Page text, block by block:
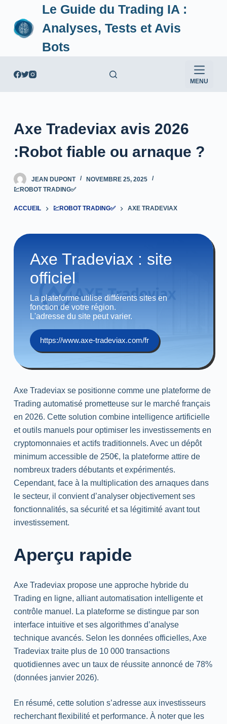
a
n
Le Guide du Trading IA :
Analyses, Tests et Avis
Bots
MENU
Axe Tradeviax avis 2026
:Robot fiable ou arnaque ?
JEAN DUPONT
NOVEMBRE 25, 2025
💹ROBOT TRADING✅
ACCUEIL 💹ROBOT TRADING✅ AXE TRADEVIAX
Axe Tradeviax : site
officiel
La plateforme utilise différents sites en
fonction de votre région.
L'adresse du site peut varier.
https://www.axe-tradeviax.com/fr
Axe Tradeviax se positionne comme une plateforme de
Trading automatisé prometteuse sur le marché français
en 2026. Cette solution combine intelligence artificielle
et outils manuels pour optimiser les investissements en
cryptomonnaies et actifs traditionnels. Avec un dépôt
minimum accessible de 250€, la plateforme attire de
nombreux tradersdébutants et expérimentés.
Cependant, face à la multiplication des arnaques dans
le secteur, il convient d’analyser objectivement ses
fonctionnalités, sa sécurité et sa légitimité avant tout
investissement.
Aperçu rapide
Axe Tradeviax propose une approche hybride du
Trading en ligne, alliant automatisation intelligente et
contrôle manuel. La plateforme se distingue par son
interface intuitive et ses algorithmes d’analyse
technique avancés. Selon les données officielles, Axe
Tradeviax traite plus de 10 000 transactions
quotidiennes avec un taux de réussite annoncé de 78%
(données janvier 2026).
En résumé, cette solution s’adresse aux investisseurs
recherchant flexibilité et performance. À noter que les